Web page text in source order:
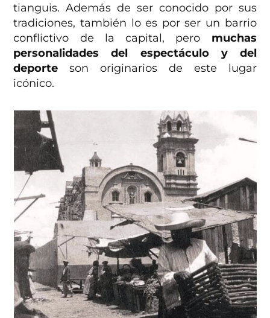
tianguis. Además de ser conocido por sus
tradiciones, también lo es por ser un barrio
conflictivo de la capital, pero muchas
personalidades del espectáculo y del
deporte son originarios de este lugar
icónico.